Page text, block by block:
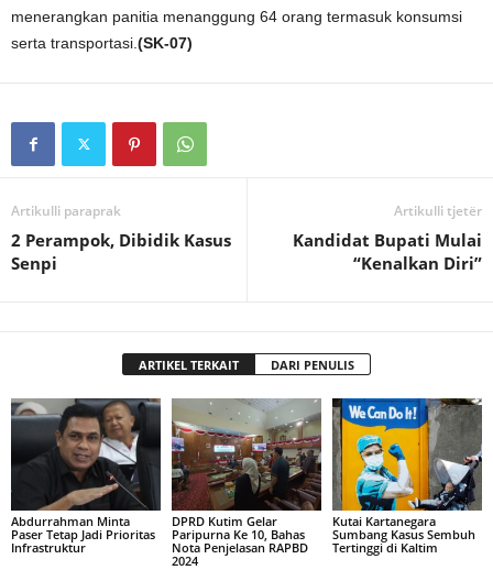
menerangkan panitia menanggung 64 orang termasuk konsumsi
serta transportasi. (SK-07)
Artikulli paraprak
2 Perampok, Dibidik Kasus
Senpi
Artikulli tjetër
Kandidat Bupati Mulai
“Kenalkan Diri”
ARTIKEL TERKAIT DARI PENULIS
Abdurrahman Minta
Paser Tetap Jadi Prioritas
Infrastruktur
DPRD Kutim Gelar
Paripurna Ke 10, Bahas
Nota Penjelasan RAPBD
2024
Kutai Kartanegara
Sumbang Kasus Sembuh
Tertinggi di Kaltim